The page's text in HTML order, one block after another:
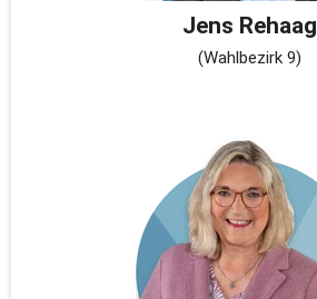
Jens Rehaag
(Wahlbezirk 9)